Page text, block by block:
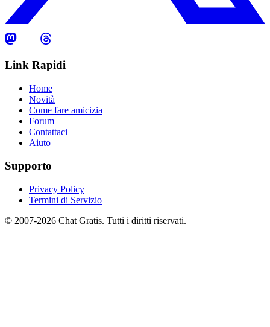
Link Rapidi
Home
Novità
Come fare amicizia
Forum
Contattaci
Aiuto
Supporto
Privacy Policy
Termini di Servizio
© 2007-2026 Chat Gratis. Tutti i diritti riservati.